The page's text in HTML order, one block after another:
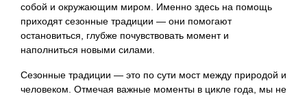
собой и окружающим миром. Именно здесь на помощь
приходят сезонные традиции — они помогают
остановиться, глубже почувствовать момент и
наполниться новыми силами.
Сезонные традиции — это по сути мост между природой и
человеком. Отмечая важные моменты в цикле года, мы не